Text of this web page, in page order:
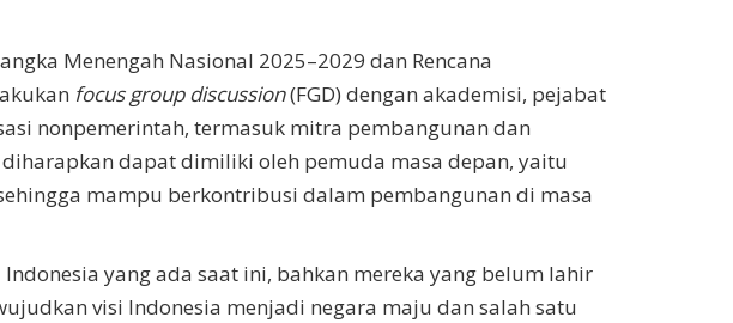
Menengah Nasional 2025–2029 dan Rencana
focus group discussion(FGD) dengan akademisi, pejabat
nonpemerintah, termasuk mitra pembangunan dan
dapat dimiliki oleh pemuda masa depan, yaitu
mampu berkontribusi dalam pembangunan di masa
yang ada saat ini, bahkan mereka yang belum lahir
visi Indonesia menjadi negara maju dan salah satu